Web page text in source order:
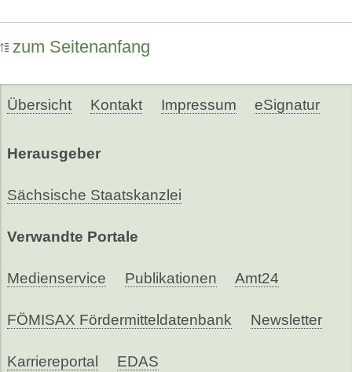
zum Seitenanfang
Übersicht Kontakt Impressum eSignatur
Herausgeber
Sächsische Staatskanzlei
Verwandte Portale
Medienservice Publikationen Amt24
FÖMISAX Fördermitteldatenbank Newsletter
Karriereportal EDAS